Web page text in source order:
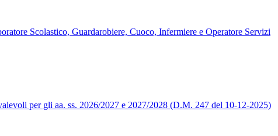
Scolastico, Guardarobiere, Cuoco, Infermiere e Operatore Servizi
per gli aa. ss. 2026/2027 e 2027/2028 (D.M. 247 del 10-12-2025)